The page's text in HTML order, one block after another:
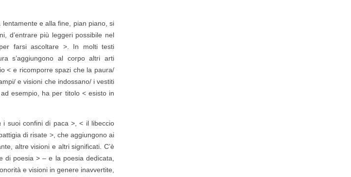
e alla fine, pian piano, si
d’entrare più leggeri possibile nel
farsi ascoltare >. In molti testi
s’aggiungono al corpo altri arti
< e ricomporre spazi che la paura/
e visioni che indossano/ i vestiti
esempio, ha per titolo < esisto in
i suoi confini di paca >, < il libeccio
di risate >, che aggiungono ai
altre visioni e altri significati. C’è
di poesia > – e la poesia dedicata,
e visioni in genere inavvertite,